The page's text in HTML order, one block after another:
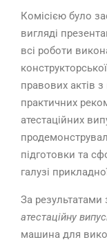
Комісією було
вигляді
всі роботи
правових актів
практичних
атестаційних
підготовки та
галузі
За результатами
атестаційну
машина для